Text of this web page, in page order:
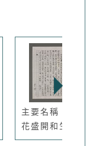
主要名稱：高興／櫻
花盛開和生...